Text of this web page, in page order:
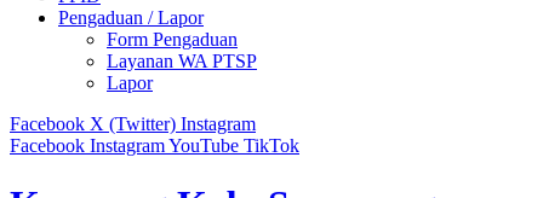
Pengaduan / Lapor
Form Pengaduan
Layanan WA PTSP
Lapor
Facebook X (Twitter) Instagram
Facebook InstagramYouTube TikTok